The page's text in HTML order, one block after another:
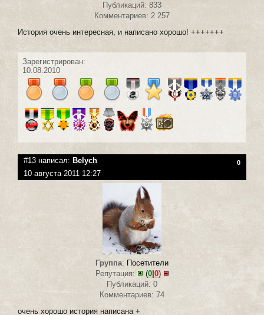
Публикаций: 833
Комментариев: 2 257
История очень интересная, и написано хорошо! +++++++
Зарегистрирован:
10.08.2010
#13 написал: Belych 0
10 августа 2011 12:27
Группа: Посетители
Репутация:
(0| 0)
Публикаций: 0
Комментариев: 74
очень хорошо история написана +